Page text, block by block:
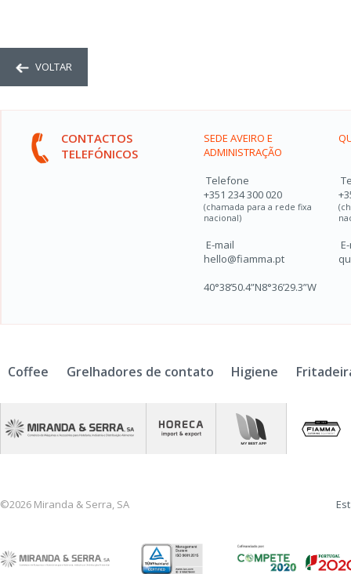
VOLTAR
CONTACTOS
TELEFÓNICOS
SEDE AVEIRO E
ADMINISTRAÇÃO
Telefone
+351 234 300 020
(chamada para a rede fixa
nacional)
E-mail
hello@fiamma.pt
40°38’50.4”N8°36’29.3”W
Coffee Grelhadores de contato Higiene
©2026 Miranda & Serra, SA